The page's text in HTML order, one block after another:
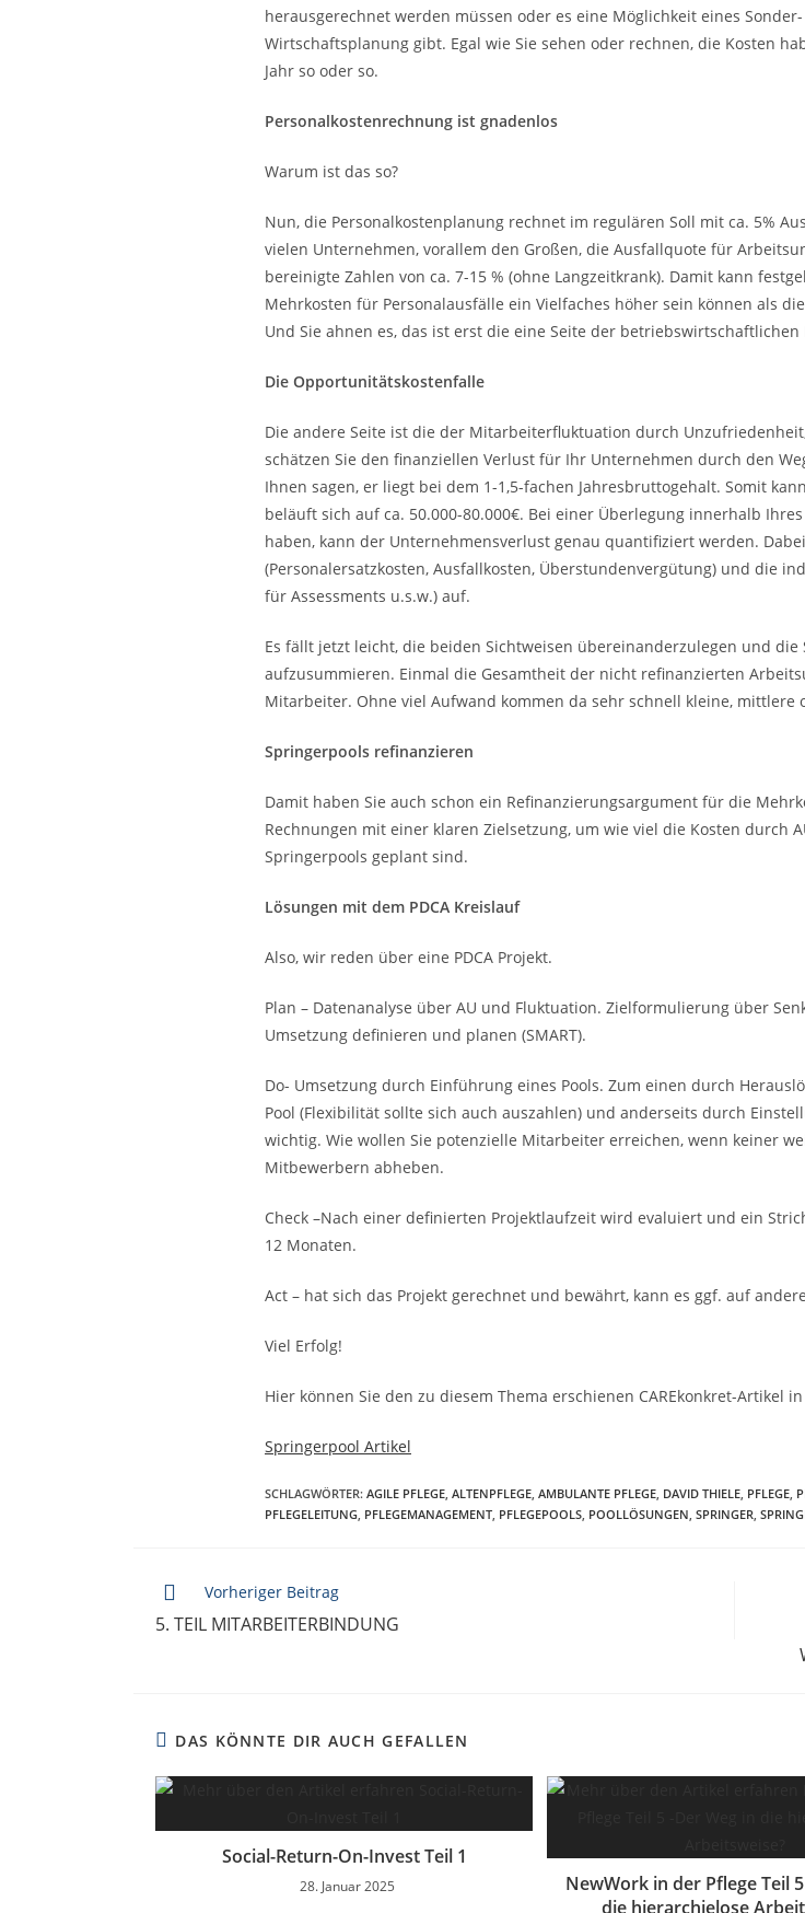
herausgerechnet werden müssen oder es eine Möglichkeit eines
Wirtschaftsplanung gibt. Egal wie Sie sehen oder rechnen, die Kosten
Jahr so oder so.
Personalkostenrechnung ist gnadenlos
Warum ist das so?
Nun, die Personalkostenplanung rechnet im regulären Soll mit ca. 5%
vielen Unternehmen, vorallem den Großen, die Ausfallquote für
bereinigte Zahlen von ca. 7-15 % (ohne Langzeitkrank). Damit kann
Mehrkosten für Personalausfälle ein Vielfaches höher sein können als
Und Sie ahnen es, das ist erst die eine Seite der betriebswirtschaftlichen
Die Opportunitätskostenfalle
Die andere Seite ist die der Mitarbeiterfluktuation durch
schätzen Sie den finanziellen Verlust für Ihr Unternehmen durch den
Ihnen sagen, er liegt bei dem 1-1,5-fachen Jahresbruttogehalt. Somit
beläuft sich auf ca. 50.000-80.000€. Bei einer Überlegung innerhalb
haben, kann der Unternehmensverlust genau quantifiziert werden.
(Personalersatzkosten, Ausfallkosten, Überstundenvergütung) und die
für Assessments u.s.w.) auf.
Es fällt jetzt leicht, die beiden Sichtweisen übereinanderzulegen und
aufzusummieren. Einmal die Gesamtheit der nicht refinanzierten
Mitarbeiter. Ohne viel Aufwand kommen da sehr schnell kleine, mittlere
Springerpools refinanzieren
Damit haben Sie auch schon ein Refinanzierungsargument für die
Rechnungen mit einer klaren Zielsetzung, um wie viel die Kosten durch
Springerpools geplant sind.
Lösungen mit dem PDCA Kreislauf
Also, wir reden über eine PDCA Projekt.
Plan – Datenanalyse über AU und Fluktuation. Zielformulierung über
Umsetzung definieren und planen (SMART).
Do- Umsetzung durch Einführung eines Pools. Zum einen durch
Pool (Flexibilität sollte sich auch auszahlen) und anderseits durch
wichtig. Wie wollen Sie potenzielle Mitarbeiter erreichen, wenn keiner
Mitbewerbern abheben.
Check –Nach einer definierten Projektlaufzeit wird evaluiert und ein
12 Monaten.
Act – hat sich das Projekt gerechnet und bewährt, kann es ggf. auf
Viel Erfolg!
Hier können Sie den zu diesem Thema erschienen CAREkonkret-Artikel
Springerpool Artikel
SCHLAGWÖRTER: AGILE PFLEGE, ALTENPFLEGE, AMBULANTE PFLEGE, DAVID THIELE, PFLEGE,
PFLEGELEITUNG, PFLEGEMANAGEMENT, PFLEGEPOOLS, POOLLÖSUNGEN, SPRINGER,
Vorheriger Beitrag
5. TEIL MITARBEITERBINDUNG
DAS KÖNNTE DIR AUCH GEFALLEN
Social-Return-On-Invest Teil 1
28. Januar 2025
NewWork in der Pflege Teil
die hierarchielose